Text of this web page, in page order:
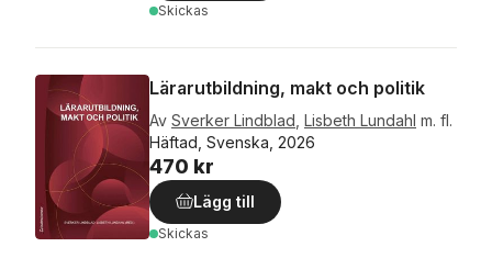
Skickas
Lärarutbildning, makt och politik
Av Sverker Lindblad Lisbeth Lundahl m. fl.
Häftad, Svenska, 2026
470 kr
Lägg till
Skickas